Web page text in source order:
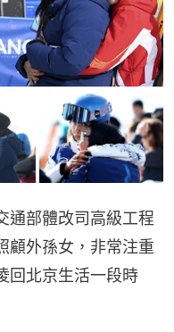
通部體改司高級工程
顧外孫女，非常注重
回北京生活一段時